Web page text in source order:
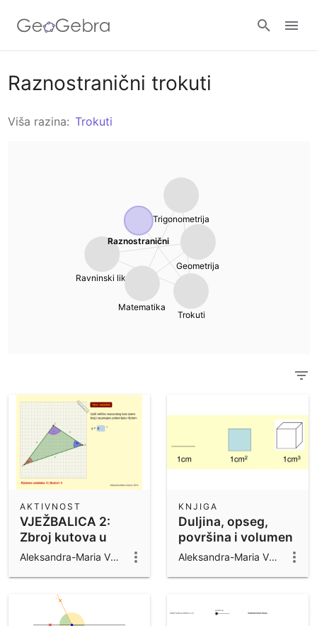
Uradci
Geometrija
Trigonometrija
Algebra
Kalkulatori
Grafički kalkulator
Geometrija
3D kalkulator
Preuzimanje aplikacija
Započnite s GeoGebra Aplikacijama
Pridruži se lekciji
Prijavi se
Raznostranični trokuti
Viša razina: Trokuti
Trokuti
Ravninski lik.
Trigonometrija
Geometrija
Matematika
Raznostranični
VJEŽBALICA 2:
Zbroj kutova u
trokutu
AKTIVNOST
Aleksandra-Maria Vuković
Duljina, opseg,
površina i volumen
- 5. razred
KNJIGA
Aleksandra-Maria Vuković